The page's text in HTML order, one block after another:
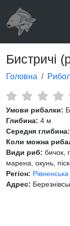
Бистричі
Головна
Умови рибалки:
Глибина: 4 м
Середня глибина:
Коли можна
Види риб: бичок,
марена, окунь,
Регіон:
Адрес: